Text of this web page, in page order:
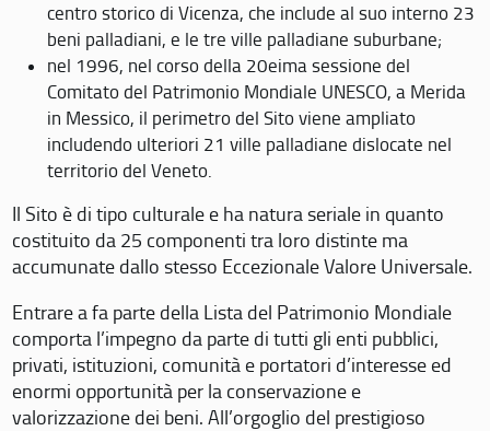
centro storico di Vicenza, che include al suo interno 23
beni palladiani, e le tre ville palladiane suburbane;
nel 1996, nel corso della 20eima sessione del
Comitato del Patrimonio Mondiale UNESCO, a Merida
in Messico, il perimetro del Sito viene ampliato
includendo ulteriori 21 ville palladiane dislocate nel
territorio del Veneto.
Il Sito è di tipo culturale e ha natura seriale in quanto
costituito da 25 componenti tra loro distinte ma
accumunate dallo stesso Eccezionale Valore Universale.
Entrare a fa parte della Lista del Patrimonio Mondiale
comporta l’impegno da parte di tutti gli enti pubblici,
privati, istituzioni, comunità e portatori d’interesse ed
enormi opportunità per la conservazione e
valorizzazione dei beni. All’orgoglio del prestigioso